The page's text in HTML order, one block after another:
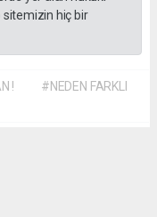
hiç bir
!
#NEDEN FARKLI